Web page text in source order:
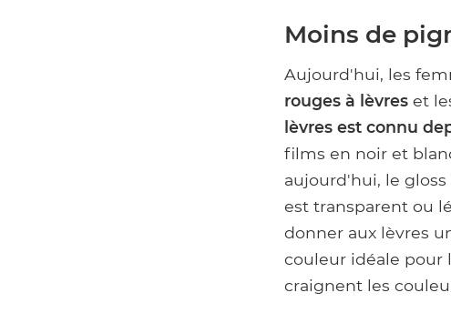
Moins de
Aujourd'hui, les
rouges à lèvres et
lèvres est connu
films en noir et
aujourd'hui, le
est transparent ou
donner aux lèvres
couleur idéale pour
craignent les